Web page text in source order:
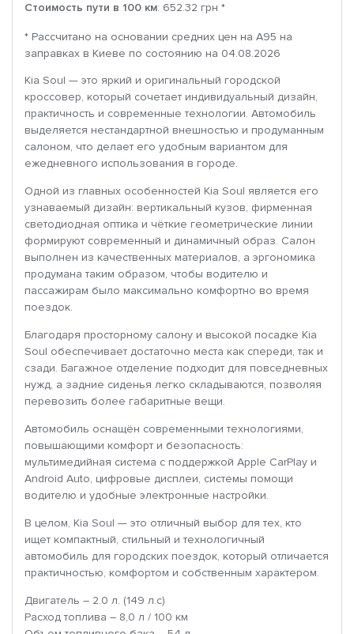
Стоимость пути в 100 км: 652.32 грн *
* Рассчитано на основании средних цен на A95 на
заправках в Киеве по состоянию на 04.08.2026
Kia Soul — это яркий и оригинальный городской
кроссовер, который сочетает индивидуальный дизайн,
практичность и современные технологии. Автомобиль
выделяется нестандартной внешностью и продуманным
салоном, что делает его удобным вариантом для
ежедневного использования в городе.
Одной из главных особенностей Kia Soul является его
узнаваемый дизайн: вертикальный кузов, фирменная
светодиодная оптика и чёткие геометрические линии
формируют современный и динамичный образ. Салон
выполнен из качественных материалов, а эргономика
продумана таким образом, чтобы водителю и
пассажирам было максимально комфортно во время
поездок.
Благодаря просторному салону и высокой посадке Kia
Soul обеспечивает достаточно места как спереди, так и
сзади. Багажное отделение подходит для повседневных
нужд, а задние сиденья легко складываются, позволяя
перевозить более габаритные вещи.
Автомобиль оснащён современными технологиями,
повышающими комфорт и безопасность:
мультимедийная система с поддержкой Apple CarPlay и
Android Auto, цифровые дисплеи, системы помощи
водителю и удобные электронные настройки.
В целом, Kia Soul — это отличный выбор для тех, кто
ищет компактный, стильный и технологичный
автомобиль для городских поездок, который отличается
практичностью, комфортом и собственным характером.
Двигатель – 2.0 л. (149 л.с)
Расход топлива – 8,0 л / 100 км